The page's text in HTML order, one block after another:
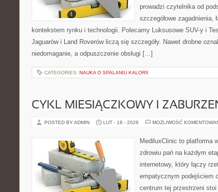
prowadzi czytelnika od
szczegółowe zagadnienia,
kontekstem rynku i technologii. Polecamy Luksusowe SUV-y i
Jaguarów i Land Roverów liczą się szczegóły. Nawet drobne
niedomaganie, a odpuszczenie obsługi […]
CATEGORIES: NAUKA O SPALANIU KALORII
CYKL MIESIĄCZKOWY I
POSTED BY ADMIN LUT - 18 - 2026 MOŻLIWOŚĆ
MediluxClinic to platforma
zdrowiu pań na każdym
internetowy, który łączy
empatycznym podejściem
centrum tej przestrzeni